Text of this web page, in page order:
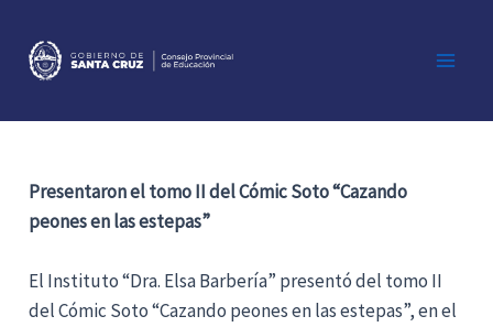
contenido
Presentaron el tomo II del Cómic Soto “Cazando
peones en las estepas”
El Instituto “Dra. Elsa Barbería” presentó del tomo II
del Cómic Soto “Cazando peones en las estepas”, en el